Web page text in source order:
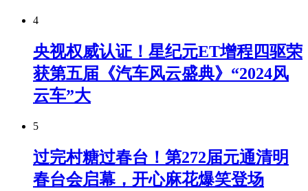
4
央视权威认证！星纪元ET增程四驱荣
获第五届《汽车风云盛典》“2024风
云车”大
5
过完村糖过春台！第272届元通清明
春台会启幕，开心麻花爆笑登场